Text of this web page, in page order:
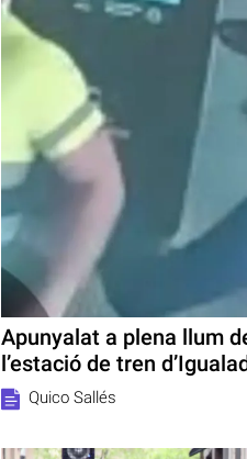
Apunyalat a plena llum
l’estació de tren
Quico Sallés